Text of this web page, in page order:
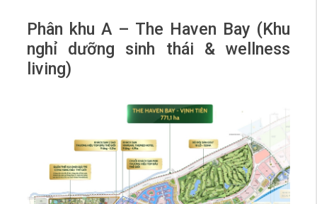
Phân khu A – The Haven Bay (Khu
nghỉ dưỡng sinh thái & wellness
living)